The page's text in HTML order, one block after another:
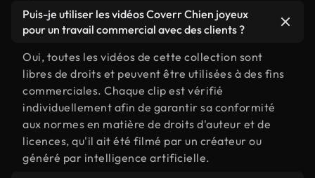
Puis-je utiliser les vidéos Coverr Chien joyeux
pour un travail commercial avec des clients ?
Oui, toutes les vidéos de cette collection sont
libres de droits et peuvent être utilisées à des fins
commerciales. Chaque clip est vérifié
individuellement afin de garantir sa conformité
aux normes en matière de droits d'auteur et de
licences, qu'il ait été filmé par un créateur ou
généré par intelligence artificielle.